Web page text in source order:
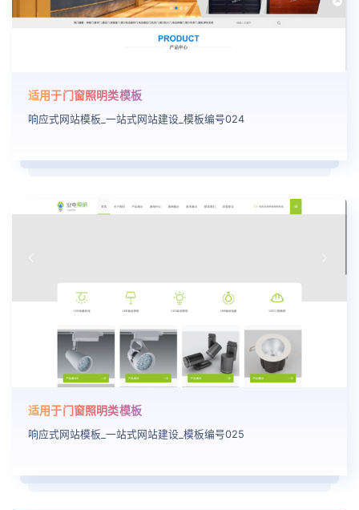
适用于门窗照明类模板
响应式网站模板_一站式网站建设_模板编号024
适用于门窗照明类模板
响应式网站模板_一站式网站建设_模板编号025